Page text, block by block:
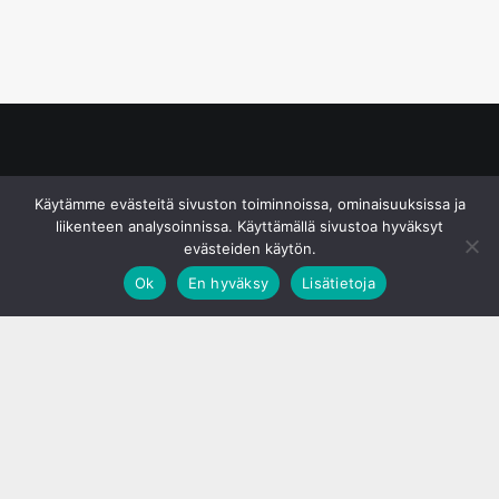
Käytämme evästeitä sivuston toiminnoissa, ominaisuuksissa ja
liikenteen analysoinnissa. Käyttämällä sivustoa hyväksyt
evästeiden käytön.
Ok
En hyväksy Lisätietoja